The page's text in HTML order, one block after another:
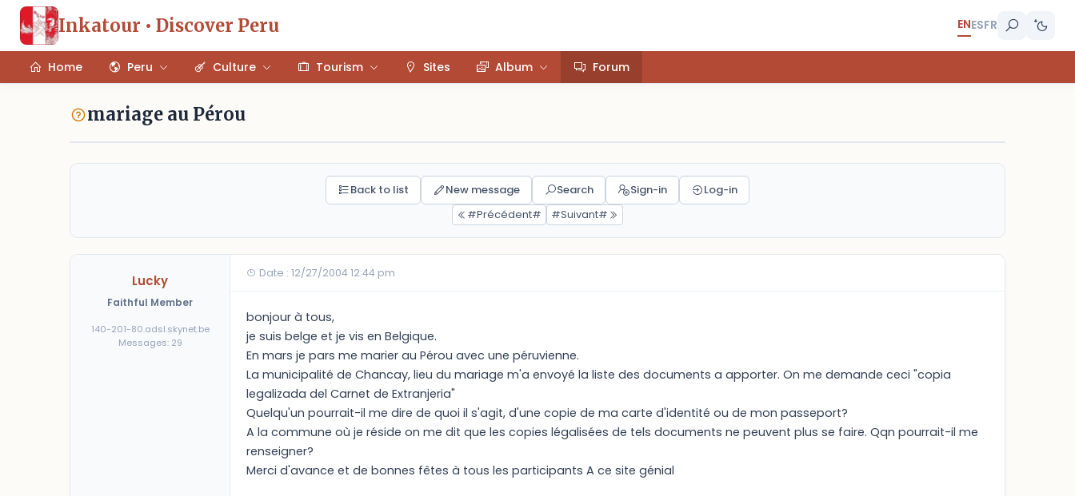
Inkatour • Discover Peru ENESFR
Home Peru Culture Tourism Sites Album Forum
mariage au Pérou
Back to list New message Search Sign-in
Log-in
#Précédent#
#Suivant#
Lucky
Faithful Member
140-201-80.adsl.skynet.be
Messages: 29
Date : 12/27/2004 12:44 pm
bonjour à tous,
je suis belge et je vis en Belgique.
En mars je pars me marier au Pérou avec une péruvienne.
La municipalité de Chancay, lieu du mariage m'a envoyé la liste des documents a apporter. On me demande ceci "copia
legalizada del Carnet de Extranjeria"
Quelqu'un pourrait-il me dire de quoi il s'agit, d'une copie de ma carte d'identité ou de mon passeport?
A la commune où je réside on me dit que les copies légalisées de tels documents ne peuvent plus se faire. Qqn pourrait-il me
renseigner?
Merci d'avance et de bonnes fêtes à tous les participants A ce site génial